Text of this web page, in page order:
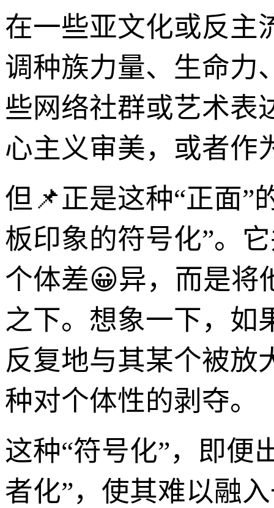
在一些亚文化或反主
调种族力量、生命力
些网络社群或艺术表
心主义审美，或者作
但📌正是这种“正面
板印象的符号化”。
个体差😀异，而是将
之下。想象一下，如
反复地与其某个被放
种对个体性的剥夺。
这种“符号化”，即便
者化”，使其难以融